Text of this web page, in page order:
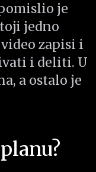
je
jedno
zapisi i
i deliti. U
a ostalo je